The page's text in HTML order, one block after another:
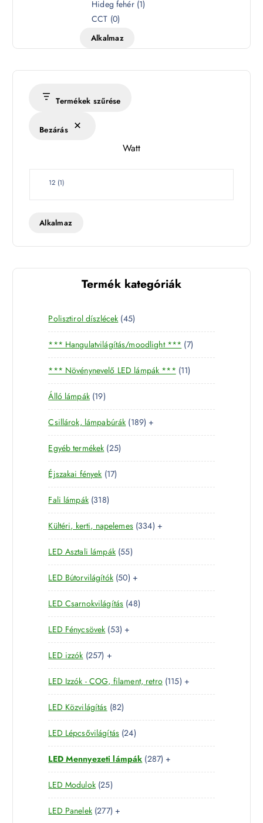
é
s
k
Hideg fehér (1)
CCT (0)
Alkalmaz
Termékek szűrése
Bezárás
Watt
W
t
12 (1)
Alkalmaz
Termék kategóriák
Polisztirol díszlécek 454
5
t
e
r
m
k
*** Hangulatvilágítás/moodlight *** 77
t
r
é
*** Növénynevelő LED lámpák *** 111
1
e
m
k
Álló lámpák 191
9
t
e
r
m
é
k
Csillárok, lámpabúrák 1891
8
t
r
é
k
+
Egyéb termékek 252
5
e
m
é
k
Éjszakai fények 171
7
e
r
m
é
k
Fali lámpák 3183
1
8
t
e
r
m
é
k
Kültéri, kerti, napelemes 3343
3
t
r
é
+
LED Asztali lámpák 555
5
t
e
r
m
k
LED Bútorvilágítók 505
0
t
e
r
m
k
+
LED Csarnokvilágítás 484
8
e
m
é
k
LED Fénycsövek 535
3
e
r
m
é
k
+
LED izzók 2572
5
7
t
e
r
m
é
k
+
LED Izzók - COG, filament, retro 1151
1
t
r
é
+
LED Közvilágítás 828
2
t
e
r
m
k
LED Lépcsővilágítás 242
4
t
e
m
LED Mennyezeti lámpák 2872
8
t
+
LED Modulok 252
5
t
LED Panelek 2772 +